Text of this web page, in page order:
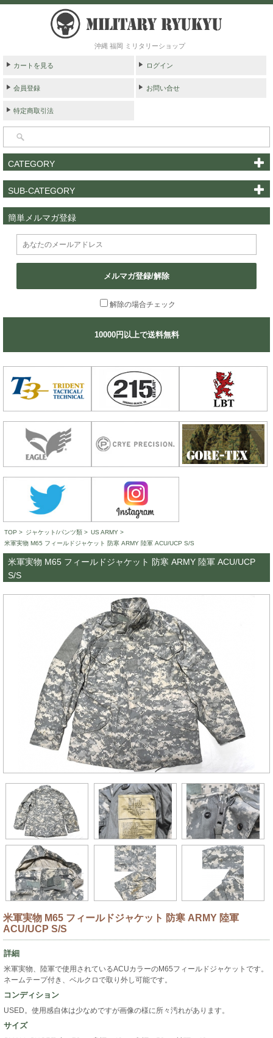
沖縄 福岡 ミリタリーショップ
カートを見る ログイン
会員登録 お問い合せ
特定商取引法
CATEGORY
SUB-CATEGORY
簡単メルマガ登録
メルマガ登録/解除
解除の場合チェック
10000円以上で送料無料
TOP > ジャケット/パンツ類 > US ARMY >
米軍実物 M65 フィールドジャケット 防寒 ARMY 陸軍 ACU/UCP S/S
米軍実物 M65 フィールドジャケット 防寒 ARMY 陸軍 ACU/UCP
S/S
米軍実物 M65 フィールドジャケット 防寒 ARMY 陸軍
ACU/UCP S/S
詳細
米軍実物、陸軍で使用されているACUカラーのM65フィールドジャケットです。
ネームテープ付き、ベルクロで取り外し可能です。
コンディション
USED。使用感自体は少なめですが画像の様に所々汚れがあります。
サイズ